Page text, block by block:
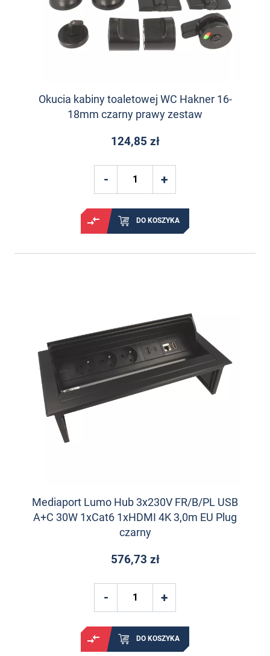
Okucia kabiny toaletowej WC Hakner 16-
18mm czarny prawy zestaw
124,85 zł
DO KOSZYKA
Mediaport Lumo Hub 3x230V FR/B/PL USB
A+C 30W 1xCat6 1xHDMI 4K 3,0m EU Plug
czarny
576,73 zł
DO KOSZYKA